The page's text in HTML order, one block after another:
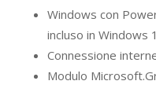
Windows con
incluso in Windows
Connessione
Modulo